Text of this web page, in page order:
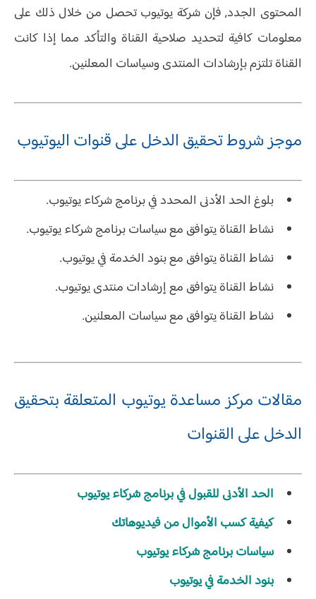
المحتوى الجدد, فإن شركة يوتيوب تحصل من خلال ذلك على
معلومات كافية لتحديد صلاحية القناة والتأكد مما إذا كانت
القناة تلتزم بإرشادات المنتدى وسياسات المعلنين.
موجز شروط تحقيق الدخل على قنوات اليوتيوب
بلوغ الحد الأدنى المحدد في برنامج شركاء يوتيوب.
نشاط القناة يتوافق مع سياسات برنامج شركاء يوتيوب.
نشاط القناة يتوافق مع بنود الخدمة في يوتيوب.
نشاط القناة يتوافق مع إرشادات منتدى يوتيوب.
نشاط القناة يتوافق مع سياسات المعلنين.
مقالات مركز مساعدة يوتيوب المتعلقة بتحقيق
الدخل على القنوات
الحد الأدنى للقبول في برنامج شركاء يوتيوب
كيفية كسب الأموال من فيديوهاتك
سياسات برنامج شركاء يوتيوب
بنود الخدمة في يوتيوب